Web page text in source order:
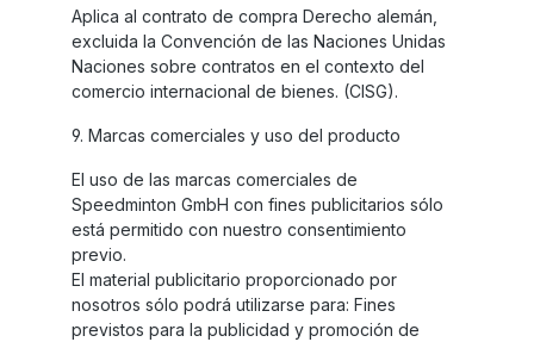
Aplica al contrato de compra Derecho alemán,
excluida la Convención de las Naciones Unidas
Naciones sobre contratos en el contexto del
comercio internacional de bienes. (CISG).
9. Marcas comerciales y uso del producto
El uso de las marcas comerciales de
Speedminton GmbH con fines publicitarios sólo
está permitido con nuestro consentimiento
previo.
El material publicitario proporcionado por
nosotros sólo podrá utilizarse para: Fines
previstos para la publicidad y promoción de